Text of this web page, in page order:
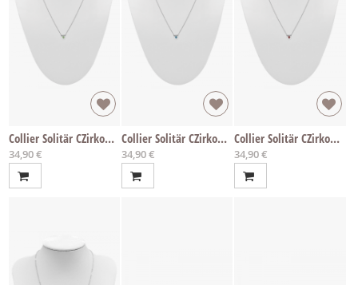
Collier Solitär CZirkon grün
34,90 €
Collier Solitär CZirkon topaz
34,90 €
Collier Solitär CZirkon rot
34,90 €